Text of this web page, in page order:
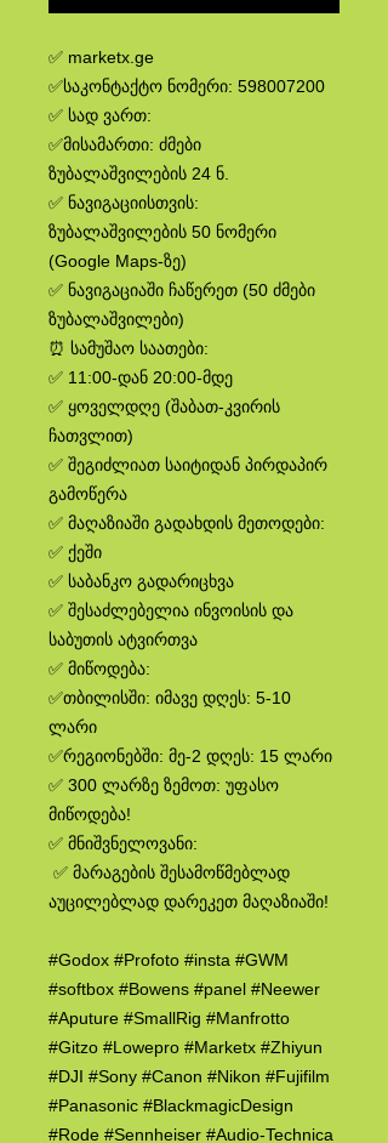
✅ marketx.ge
✅საკონტაქტო ნომერი: 598007200
✅ სად ვართ:
✅მისამართი: ძმები
ზუბალაშვილების 24 ნ.
✅ ნავიგაციისთვის:
ზუბალაშვილების 50 ნომერი
(Google Maps-ზე)
✅ ნავიგაციაში ჩაწერეთ (50 ძმები
ზუბალაშვილები)
⏰ სამუშაო საათები:
✅ 11:00-დან 20:00-მდე
✅ ყოველდღე (შაბათ-კვირის
ჩათვლით)
✅ შეგიძლიათ საიტიდან პირდაპირ
გამოწერა
✅ მაღაზიაში გადახდის მეთოდები:
✅ ქეში
✅ საბანკო გადარიცხვა
✅ შესაძლებელია ინვოისის და
საბუთის ატვირთვა
✅ მიწოდება:
✅თბილისში: იმავე დღეს: 5-10
ლარი
✅რეგიონებში: მე-2 დღეს: 15 ლარი
✅ 300 ლარზე ზემოთ: უფასო
მიწოდება!
✅ მნიშვნელოვანი:
✅ მარაგების შესამოწმებლად
აუცილებლად დარეკეთ მაღაზიაში!
#Godox #Profoto #insta #GWM
#softbox #Bowens #panel #Neewer
#Aputure #SmallRig #Manfrotto
#Gitzo #Lowepro #Marketx #Zhiyun
#DJI #Sony #Canon #Nikon #Fujifilm
#Panasonic #BlackmagicDesign
#Rode #Sennheiser #Audio-Technica